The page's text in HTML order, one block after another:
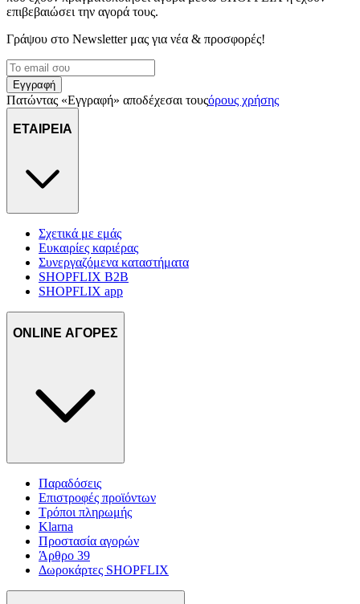
επιβεβαιώσει την αγορά τους.
Γράψου στο Νewsletter μας για νέα & προσφορές!
Εγγραφή
Πατώντας «Εγγραφή» αποδέχεσαι τουςόρους χρήσης
ΕΤΑΙΡΕΙΑ
Σχετικά με εμάς
Ευκαιρίες καριέρας
Συνεργαζόμενα καταστήματα
SHOPFLIX B2B
SHOPFLIX app
ONLINE ΑΓΟΡΕΣ
Παραδόσεις
Επιστροφές προϊόντων
Τρόποι πληρωμής
Klarna
Προστασία αγορών
Άρθρο 39
Δωροκάρτες SHOPFLIX